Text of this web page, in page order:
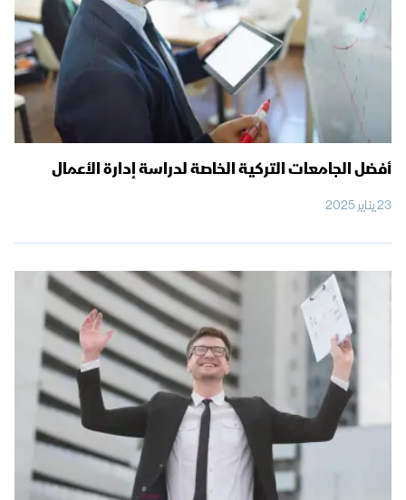
أفضل الجامعات التركية الخاصة لدراسة إدارة الأعمال
23 يناير 2025